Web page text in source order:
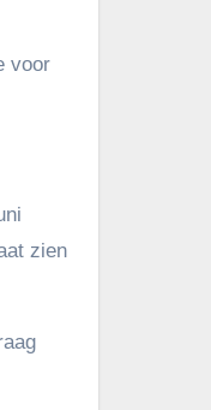
voor
zien